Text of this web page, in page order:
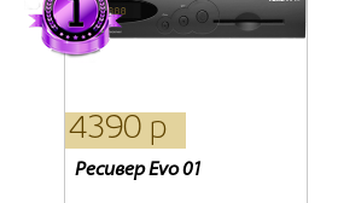
4390 р
Ресивер Evo 01
4390 р
Приемник GLOBO X90
2310 р
Ресивер Oriel 963